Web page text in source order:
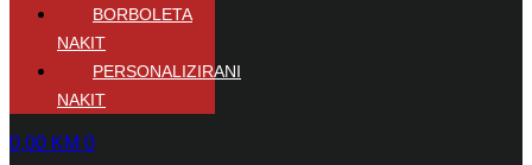
BORBOLETA
NAKIT
PERSONALIZIRANI
NAKIT
0,00 KM 0